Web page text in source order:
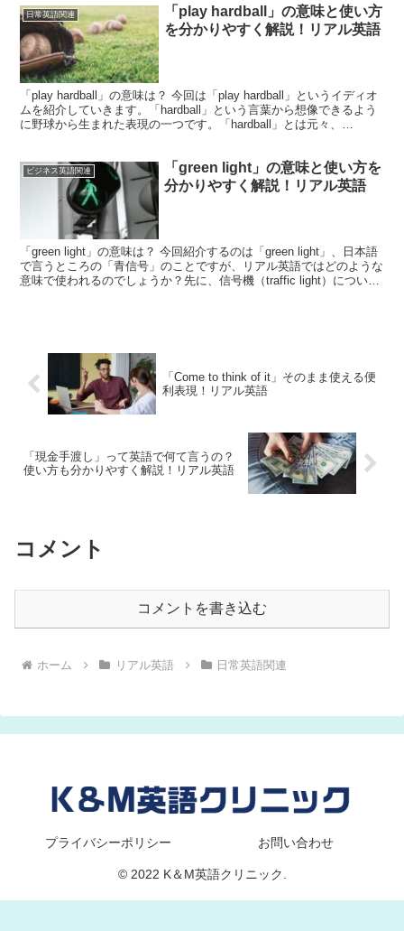
日常英語関連
「play hardball」の意味と使い方
を分かりやすく解説！リアル英語
「play hardball」の意味は？ 今回は「play hardball」というイディオ
ムを紹介していきます。「hardball」という言葉から想像できるよう
に野球から生まれた表現の一つです。「hardball」とは元々、
ビジネス英語関連
「green light」の意味と使い方を
分かりやすく解説！リアル英語
「green light」の意味は？ 今回紹介するのは「green light」、日本語
で言うところの「青信号」のことですが、リアル英語ではどのような
意味で使われるのでしょうか？先に、信号機（traffic light）について
「Come to think of it」そのまま使える便
利表現！リアル英語
「現金手渡し」って英語で何て言うの？
使い方も分かりやすく解説！リアル英語
コメント
コメントを書き込む
ホーム リアル英語 日常英語関連
プライバシーポリシー お問い合わせ
© 2022 K＆M英語クリニック.